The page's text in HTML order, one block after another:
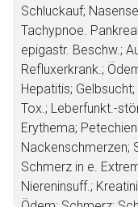
Schluckauf;
Tachypnoe.
epigastr. Beschw.;
Refluxerkrank.;
Hepatitis;
Tox.; Leberfunkt.-
Erythema;
Nackenschmerzen;
Schmerz in e.
Niereninsuff.;